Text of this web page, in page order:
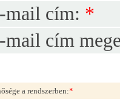
mail cím: *
mail cím
a rendszerben:*